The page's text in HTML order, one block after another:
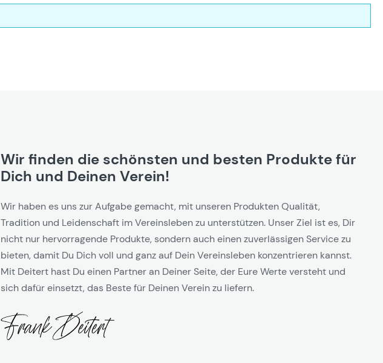
Wir finden die schönsten und besten Produkte für
Dich und Deinen Verein!
Wir haben es uns zur Aufgabe gemacht, mit unseren Produkten Qualität,
Tradition und Leidenschaft im Vereinsleben zu unterstützen. Unser Ziel ist es, Dir
nicht nur hervorragende Produkte, sondern auch einen zuverlässigen Service zu
bieten, damit Du Dich voll und ganz auf Dein Vereinsleben konzentrieren kannst.
Mit Deitert hast Du einen Partner an Deiner Seite, der Eure Werte versteht und
sich dafür einsetzt, das Beste für Deinen Verein zu liefern.